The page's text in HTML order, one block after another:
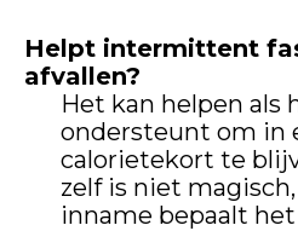
Helpt intermittent
afvallen?
Het kan helpen als
ondersteunt om in
calorietekort te
zelf is niet
inname bepaalt